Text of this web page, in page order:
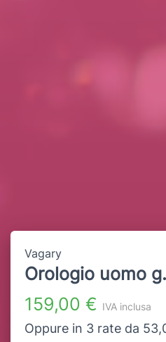
Vagary
Orologio uomo
159,00 € IVA inclusa
Oppure in 3 rate da